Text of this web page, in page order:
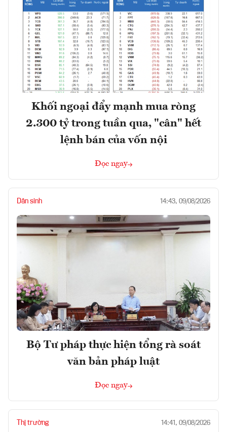
Khối ngoại đẩy mạnh mua ròng
2.300 tỷ trong tuần qua, "cân" hết
lệnh bán của vốn nội
Đọc ngay
Dân sinh 14:43, 09/08/2026
Bộ Tư pháp thực hiện tổng rà soát
văn bản pháp luật
Đọc ngay
Thị trường 14:41, 09/08/2026